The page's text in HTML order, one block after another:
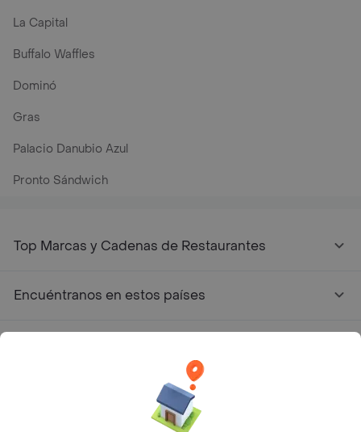
La Capital
Buffalo Waffles
Dominó
Gras
Palacio Danubio Azul
Pronto Sándwich
Top Marcas y Cadenas de Restaurantes
Encuéntranos en estos países
Google play